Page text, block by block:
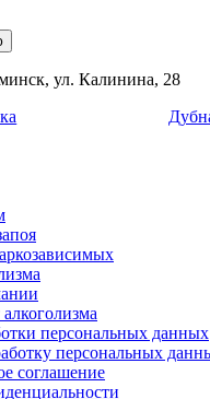
ул. Калинина, 28
персональных данных
персональных
соглашение